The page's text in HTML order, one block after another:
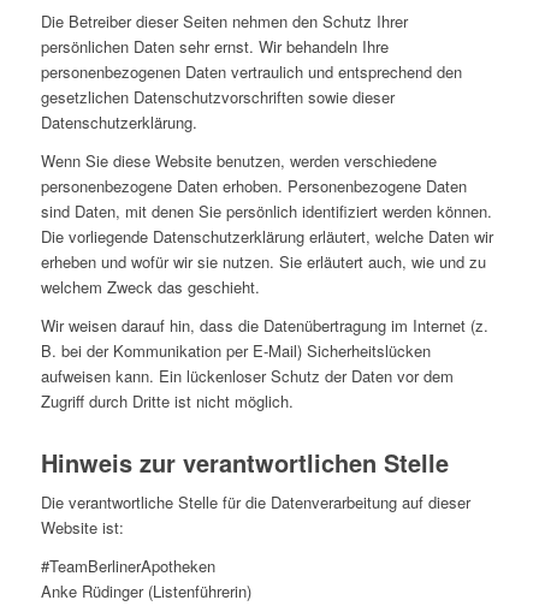
Die Betreiber dieser Seiten nehmen den Schutz Ihrer
persönlichen Daten sehr ernst. Wir behandeln Ihre
personenbezogenen Daten vertraulich und entsprechend den
gesetzlichen Datenschutzvorschriften sowie dieser
Datenschutzerklärung.
Wenn Sie diese Website benutzen, werden verschiedene
personenbezogene Daten erhoben. Personenbezogene Daten
sind Daten, mit denen Sie persönlich identifiziert werden können.
Die vorliegende Datenschutzerklärung erläutert, welche Daten wir
erheben und wofür wir sie nutzen. Sie erläutert auch, wie und zu
welchem Zweck das geschieht.
Wir weisen darauf hin, dass die Datenübertragung im Internet (z.
B. bei der Kommunikation per E-Mail) Sicherheitslücken
aufweisen kann. Ein lückenloser Schutz der Daten vor dem
Zugriff durch Dritte ist nicht möglich.
Hinweis zur verantwortlichen Stelle
Die verantwortliche Stelle für die Datenverarbeitung auf dieser
Website ist:
#TeamBerlinerApotheken
Anke Rüdinger (Listenführerin)